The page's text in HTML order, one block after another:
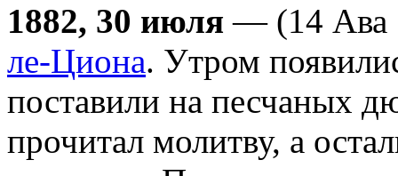
1882, 30 июля — (14 Ава
ле-Циона. Утром
поставили на песчаных
прочитал молитву, а